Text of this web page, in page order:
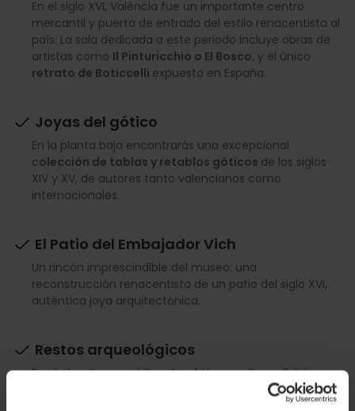
En el siglo XVI, València fue un importante centro
mercantil y puerta de entrada del estilo renacentista al
país. La sala dedicada a este periodo incluye obras de
artistas como Il Pinturicchio o El Bosco, y el único
retrato de Boticcelli expuesto en España.
Joyas del gótico
En la planta baja encontrarás una excepcional
colección de tablas y retablos góticos de los siglos
XIV y XV, de autores tanto valencianos como
internacionales.
El Patio del Embajador Vich
Un rincón imprescindible del museo: una
reconstrucción renacentista de un patio del siglo XVI,
auténtica joya arquitectónica.
Restos arqueológicos
En el claustro se exhiben también esculturas ibéricas,
mosaicos romanos, capiteles románicos y otras piezas